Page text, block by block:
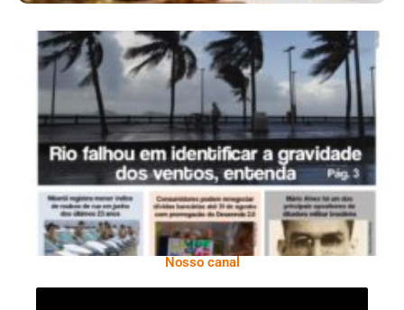
Ano X – Número 366 01 A 07 De Agosto De
2026
Nosso canal